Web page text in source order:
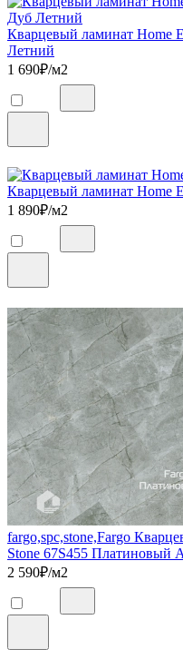
Кварцевый ламинат Home
Летний
1 690₽/м2
Кварцевый ламинат Home
1 890₽/м2
fargo,spc,stone,Fargo
Stone 67S455 Платиновый
2 590₽/м2